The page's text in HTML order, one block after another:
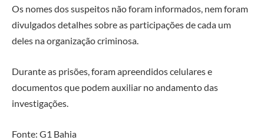
Os nomes dos suspeitos não foram informados, nem foram
divulgados detalhes sobre as participações de cada um
deles na organização criminosa.
Durante as prisões, foram apreendidos celulares e
documentos que podem auxiliar no andamento das
investigações.
Fonte: G1 Bahia